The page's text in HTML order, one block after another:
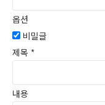
옵션
비밀글
제목 *
내용